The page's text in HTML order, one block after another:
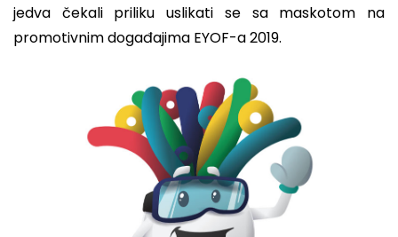
jedva čekali priliku uslikati se sa maskotom na
promotivnim događajima EYOF-a 2019.